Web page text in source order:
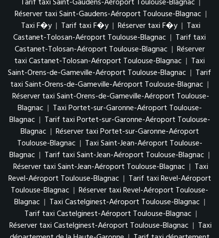
Réserver taxi Saint-Gaudens-Aéroport Toulouse-Blagnac |
Taxi F�y | Tarif taxi F�y | Réserver taxi F�y | Taxi
Castanet-Tolosan-Aéroport Toulouse-Blagnac | Tarif taxi
Castanet-Tolosan-Aéroport Toulouse-Blagnac | Réserver
taxi Castanet-Tolosan-Aéroport Toulouse-Blagnac | Taxi
Saint-Orens-de-Gameville-Aéroport Toulouse-Blagnac | Tarif
taxi Saint-Orens-de-Gameville-Aéroport Toulouse-Blagnac |
Réserver taxi Saint-Orens-de-Gameville-Aéroport Toulouse-
Blagnac | Taxi Portet-sur-Garonne-Aéroport Toulouse-
Blagnac | Tarif taxi Portet-sur-Garonne-Aéroport Toulouse-
Blagnac | Réserver taxi Portet-sur-Garonne-Aéroport
Toulouse-Blagnac | Taxi Saint-Jean-Aéroport Toulouse-
Blagnac | Tarif taxi Saint-Jean-Aéroport Toulouse-Blagnac |
Réserver taxi Saint-Jean-Aéroport Toulouse-Blagnac | Taxi
Revel-Aéroport Toulouse-Blagnac | Tarif taxi Revel-Aéroport
Toulouse-Blagnac | Réserver taxi Revel-Aéroport Toulouse-
Blagnac | Taxi Castelginest-Aéroport Toulouse-Blagnac |
Tarif taxi Castelginest-Aéroport Toulouse-Blagnac |
Réserver taxi Castelginest-Aéroport Toulouse-Blagnac | Taxi